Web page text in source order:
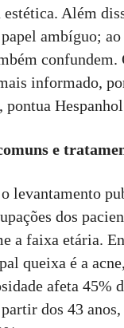
estética. Além
ambíguo;
confundem.
informado,
e
levantamento
dos
a faixa etária.
queixa é a
afeta 45%
dos 43